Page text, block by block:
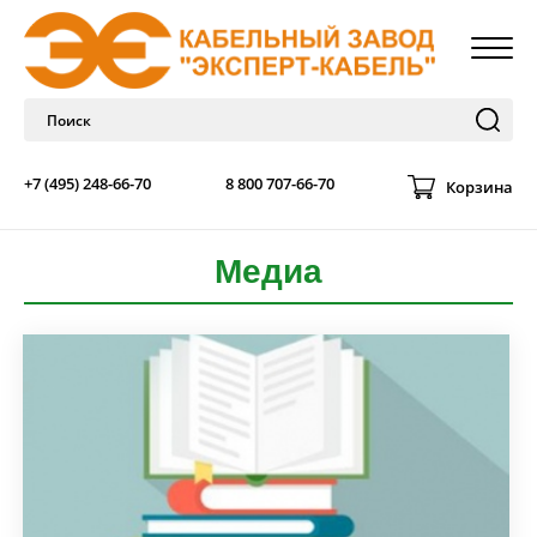
+7 (495) 248-66-70 8 800 707-66-70 Корзина
Медиа